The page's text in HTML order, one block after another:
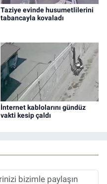
Taziye evinde husumetlilerini
tabancayla kovaladı
İnternet kablolarını gündüz
vakti kesip çaldı